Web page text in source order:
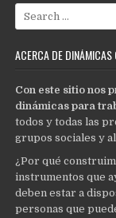
for:
ACERCA DE DINÁMICAS
Con este sitio nos
dinámicas para
todos y todas las
grupos sociales y
¿Por qué
instrumentos que
deben estar a
personas que